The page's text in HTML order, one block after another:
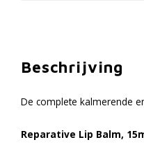
Beschrijving
De complete kalmerende
Reparative Lip Balm,